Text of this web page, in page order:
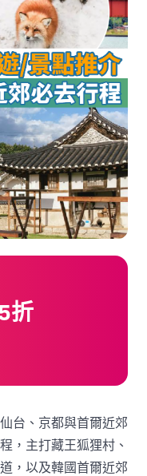
折
台、京都與首爾近郊
，主打藏王狐狸村、
，以及韓國首爾近郊